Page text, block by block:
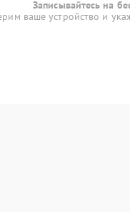
Записывайтесь на
ваше устройство и